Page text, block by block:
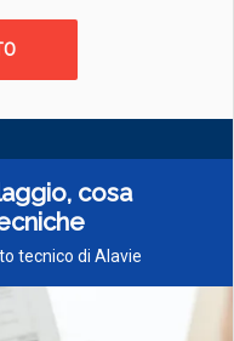
cosa
tecnico di Alavie